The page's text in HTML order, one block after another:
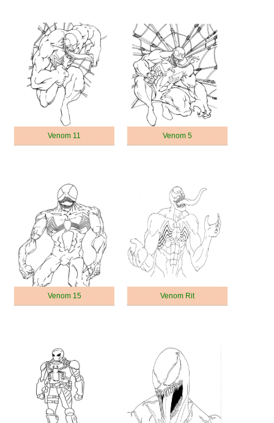
Venom 11 Venom 5
Venom 15 Venom Rit